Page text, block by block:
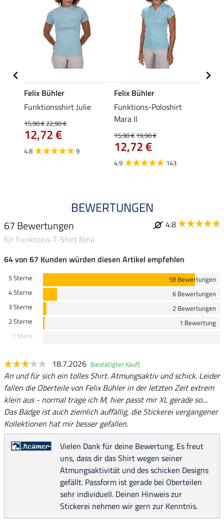
Felix Bühler
Funktionsshirt Julie
15,90 €22,90 €
12,72 €
4.8 9
Felix Bühler
Funktions-Poloshirt
Mara II
15,90 €19,90 €
12,72 €
4.9 143
BEWERTUNGEN
67 Bewertungen
4.8
für Funktions-T-Shirt Nela
64 von 67 Kunden würden diesen Artikel empfehlen
5 Sterne
58 Bewertungen
4 Sterne
6 Bewertungen
3 Sterne
2 Bewertungen
2 Sterne
1 Bewertung
1 Stern
18.7.2026 (bestätigter Kauf)
An und für sich ein tolles Shirt. Atmungsaktiv und schick. Leider
fallen die Oberteile von Felix Bühler in der letzten Zeit extrem
klein aus - normal trage ich M, hier passt mir XL gerade so....
Das Badge ist auch ziemlich auffällig, die Stickerei vergangener
Kollektionen hat mir besser gefallen.
Vielen Dank für deine Bewertung. Es freut
uns, dass dir das Shirt wegen seiner
Atmungsaktivität und des schicken Designs
gefällt. Passform ist gerade bei Oberteilen
sehr individuell. Deinen Hinweis zur
Stickerei nehmen wir gern zur Kenntnis.